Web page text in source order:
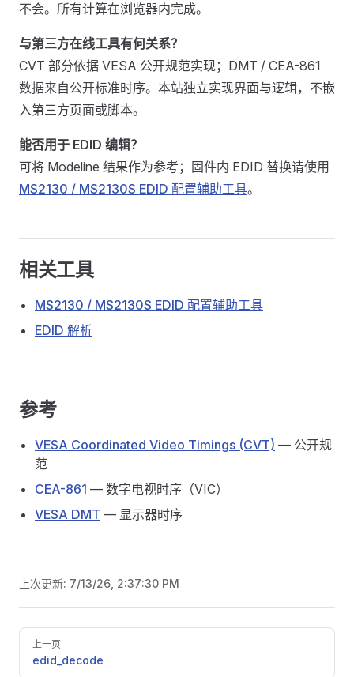
不会。所有计算在浏览器内完成。
与第三方在线工具有何关系？
CVT 部分依据 VESA 公开规范实现；DMT / CEA-861
数据来自公开标准时序。本站独立实现界面与逻辑，不嵌
入第三方页面或脚本。
能否用于 EDID 编辑？
可将 Modeline 结果作为参考；固件内 EDID 替换请使用
MS2130 / MS2130S EDID 配置辅助工具。
相关工具
MS2130 / MS2130S EDID 配置辅助工具
EDID 解析
参考
VESA Coordinated Video Timings (CVT) — 公开规
范
CEA-861 — 数字电视时序（VIC）
VESA DMT — 显示器时序
上次更新: 7/13/26, 2:37:30 PM
Pager
上一页
edid_decode